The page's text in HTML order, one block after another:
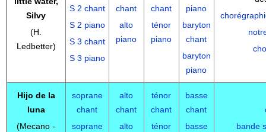
Silvy
(H.
Ledbetter)
S 2 chant
S 2 piano
S 3 chant
S 3 piano
chant
alto
piano
chant
ténor
piano
piano
baryton
chant
baryton
piano
Hijo de la
luna
(Mecano -
soprane
chant
soprane
alto
chant
alto
ténor
chant
ténor
basse
chant
basse
bande